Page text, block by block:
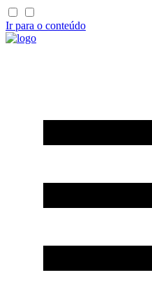
Ir para o conteúdo